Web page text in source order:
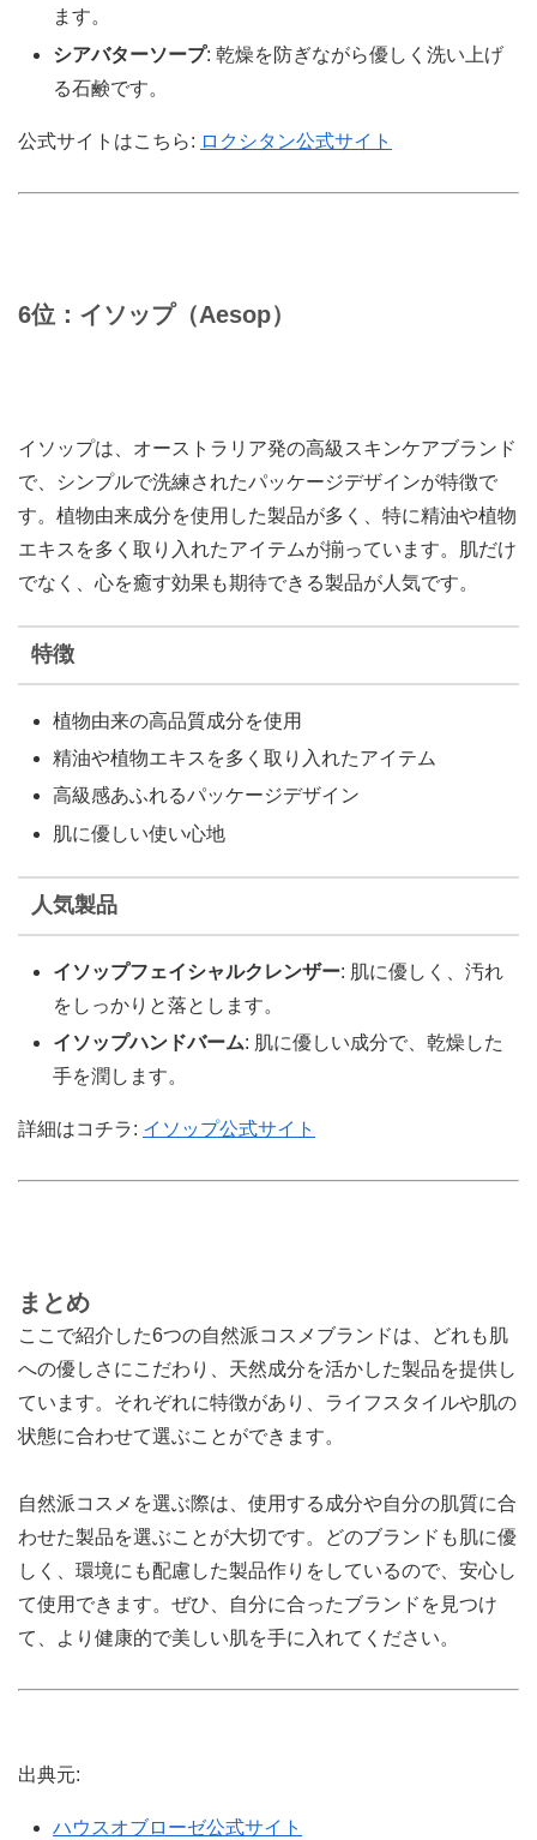
ます。
シアバターソープ: 乾燥を防ぎながら優しく洗い上げ
る石鹸です。
公式サイトはこちら: ロクシタン公式サイト
6位：イソップ（Aesop）
イソップは、オーストラリア発の高級スキンケアブランド
で、シンプルで洗練されたパッケージデザインが特徴で
す。植物由来成分を使用した製品が多く、特に精油や植物
エキスを多く取り入れたアイテムが揃っています。肌だけ
でなく、心を癒す効果も期待できる製品が人気です。
特徴
植物由来の高品質成分を使用
精油や植物エキスを多く取り入れたアイテム
高級感あふれるパッケージデザイン
肌に優しい使い心地
人気製品
イソップフェイシャルクレンザー: 肌に優しく、汚れ
をしっかりと落とします。
イソップハンドバーム: 肌に優しい成分で、乾燥した
手を潤します。
詳細はコチラ: イソップ公式サイト
まとめ
ここで紹介した6つの自然派コスメブランドは、どれも肌
への優しさにこだわり、天然成分を活かした製品を提供し
ています。それぞれに特徴があり、ライフスタイルや肌の
状態に合わせて選ぶことができます。
自然派コスメを選ぶ際は、使用する成分や自分の肌質に合
わせた製品を選ぶことが大切です。どのブランドも肌に優
しく、環境にも配慮した製品作りをしているので、安心し
て使用できます。ぜひ、自分に合ったブランドを見つけ
て、より健康的で美しい肌を手に入れてください。
出典元:
ハウスオブローゼ公式サイト